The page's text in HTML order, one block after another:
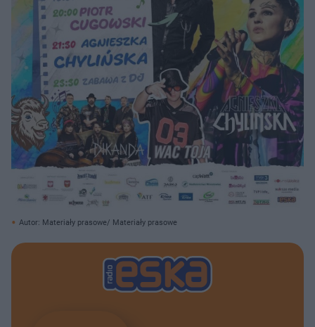
Autor: Materiały prasowe/ Materiały prasowe